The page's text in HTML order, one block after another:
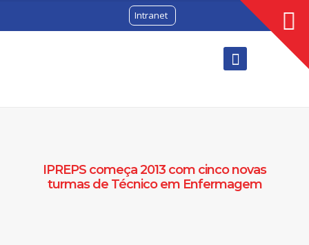
Intranet
IPREPS começa 2013 com cinco novas
turmas de Técnico em Enfermagem